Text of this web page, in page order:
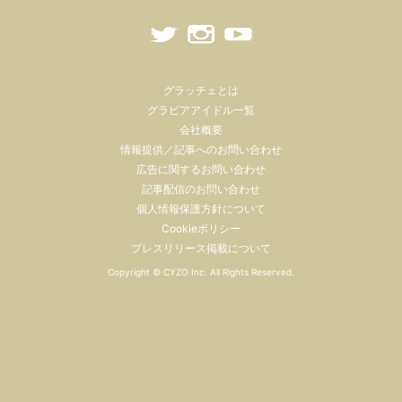
グラッチェとは
グラビアアイドル一覧
会社概要
情報提供／記事へのお問い合わせ
広告に関するお問い合わせ
記事配信のお問い合わせ
個人情報保護方針について
Cookieポリシー
プレスリリース掲載について
Copyright © CYZO Inc. All Rights Reserved.